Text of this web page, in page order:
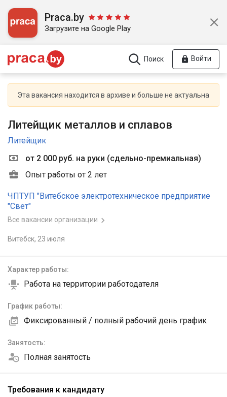
Praca.by
Загрузите на Google Play
Поиск Войти
Эта вакансия находится в архиве и больше не актуальна
Литейщик металлов и сплавов
Литейщик
от 2 000 руб. на руки (сдельно-премиальная)
Опыт работы от 2 лет
ЧПТУП "Витебское электротехническое предприятие
"Свет"
Все вакансии организации
Витебск, 23 июля
Характер работы:
Работа на территории работодателя
График работы:
Фиксированный / полный рабочий день график
Занятость:
Полная занятость
Требования к кандидату